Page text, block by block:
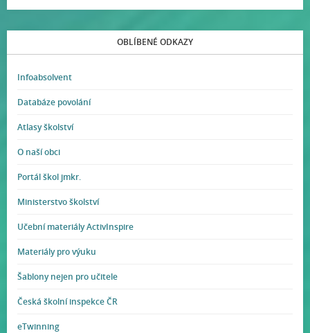
OBLÍBENÉ ODKAZY
Infoabsolvent
Databáze povolání
Atlasy školství
O naší obci
Portál škol jmkr.
Ministerstvo školství
Učební materiály ActivInspire
Materiály pro výuku
Šablony nejen pro učitele
Česká školní inspekce ČR
eTwinning